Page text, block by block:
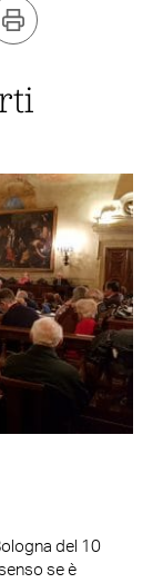
del 10
se è